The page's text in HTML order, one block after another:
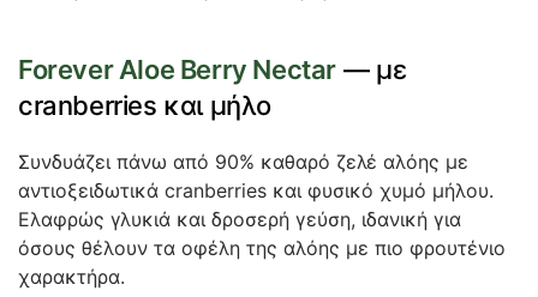
Forever Aloe Berry Nectar — με
cranberries και μήλο
Συνδυάζει πάνω από 90% καθαρό ζελέ αλόης με
αντιοξειδωτικά cranberries και φυσικό χυμό μήλου.
Ελαφρώς γλυκιά και δροσερή γεύση, ιδανική για
όσους θέλουν τα οφέλη της αλόης με πιο φρουτένιο
χαρακτήρα.